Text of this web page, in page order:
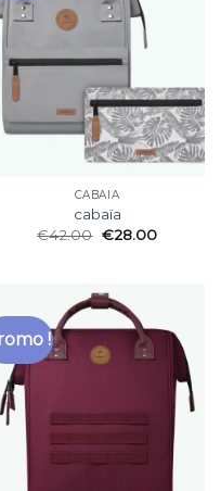
CABAÏA
cabaïa
€42.00 €28.00
!